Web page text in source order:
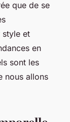
que de se
style et
en
sont les
nous allons